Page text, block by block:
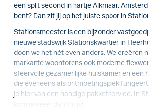
een split second in hartje Alkmaar,
bent? Dan zit jij op het juiste spoor in
Stationsmeester is een bijzonder
nieuwe stadswijk Stationskwartier in
doen we het nét even anders. We creëren
markante woontorens ook moderne
sfeervolle gezamenlijke huiskamer en een
die eveneens als ontmoetingsplek
je hier van een handige pakketservice. In